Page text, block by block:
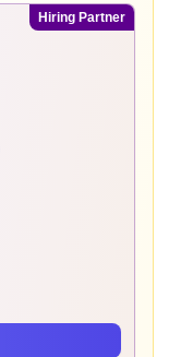
Hiring Partner